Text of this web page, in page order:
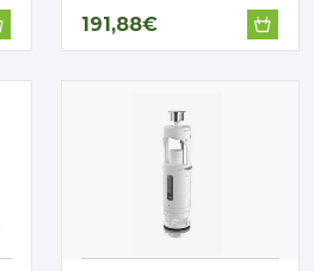
191,88€